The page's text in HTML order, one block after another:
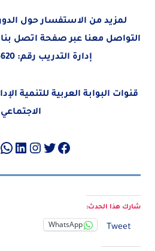
لمزيد من الاستفسار حول
التواصل معنا عبر صفحة اتصل بنا
إدارة التدريب رقم:
قنوات البوابة العربية للتنمية
الاجتماعي
فيسبوك
تويتر لينكد إن
شارك هذا الحدث:
Tweet
WhatsApp